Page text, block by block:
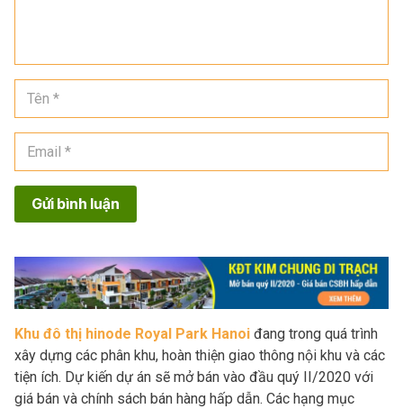
Gửi bình luận
Khu đô thị hinode Royal Park Hanoi đang trong quá trình
xây dựng các phân khu, hoàn thiện giao thông nội khu và các
tiện ích. Dự kiến dự án sẽ mở bán vào đầu quý II/2020 với
giá bán và chính sách bán hàng hấp dẫn. Các hạng mục